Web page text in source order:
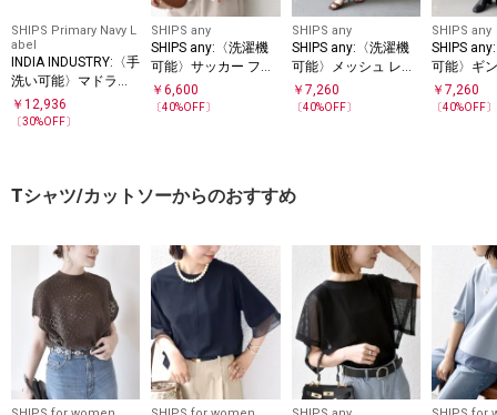
SHIPS Primary Navy L
abel
INDIA INDUSTRY:〈手
洗い可能〉マドラス
チェック ブラウス
￥ 12,936
〔30%OFF〕
SHIPS any
SHIPS any:〈洗濯機
可能〉サッカー フリ
ル Vネック ショート
スリーブ ブラウス
￥6,600
〔40%OFF〕
SHIPS any
SHIPS any:〈洗濯機
可能〉メッシュ レー
ス エンブロイダリー
Iライン スカート
￥ 7,260
〔40%OFF〕
SHIPS any
SHIPS
可能〉ギ
ック サッ
スカート
￥7,260
〔40%OFF〕
Tシャツ/カットソーからのおすすめ